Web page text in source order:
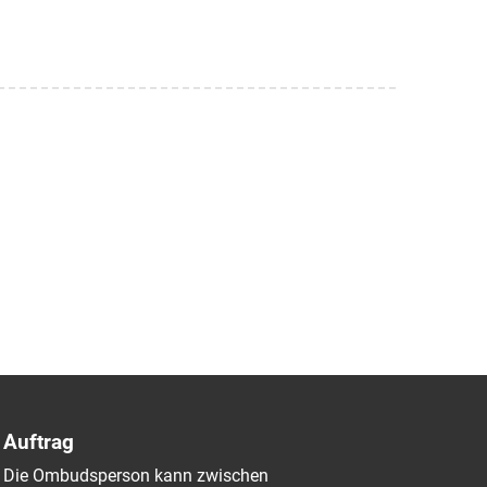
Auftrag
Die Ombudsperson kann zwischen